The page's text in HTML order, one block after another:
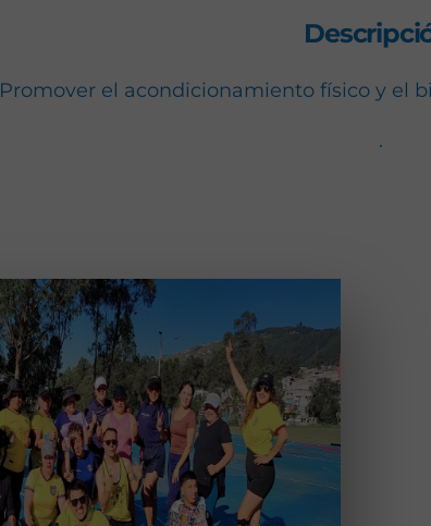
Promover el acondicionamiento físico y el
.